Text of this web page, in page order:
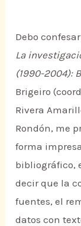
Debo
La
(1990-2004):
Brigeiro
Rivera
Rondón, me
forma
bibliográfico,
decir que la
fuentes, el
datos con